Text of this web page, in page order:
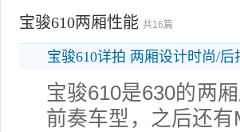
宝骏610两厢性能 共16篇
宝骏610详拍 两厢设计时尚/后
宝骏610是630的两
前奏车型，之后还